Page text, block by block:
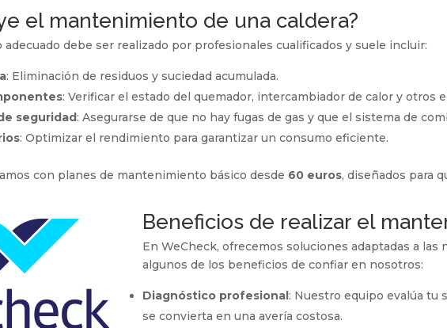
el mantenimiento de una caldera?
debe ser realizado por profesionales cualificados y suele incluir:
: Eliminación de residuos y suciedad acumulada.
: Verificar el estado del quemador, intercambiador de calor y otros
seguridad: Asegurarse de que no hay fugas de gas y que el sistema de
: Optimizar el rendimiento para garantizar un consumo eficiente.
con planes de mantenimiento básico desde 60 euros, diseñados para
Beneficios de realizar el
En WeCheck, ofrecemos soluciones adaptadas a
algunos de los beneficios de confiar en nosotros:
Diagnóstico profesional: Nuestro equipo evalúa tu
se convierta en una avería costosa.